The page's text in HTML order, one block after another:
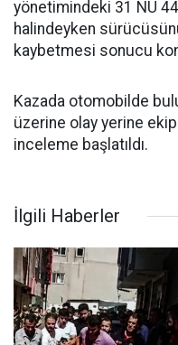
yönetimindeki 31 NU
halindeyken
kaybetmesi sonucu
Kazada otomobilde
üzerine olay yerine
inceleme başlatıldı.
İlgili Haberler